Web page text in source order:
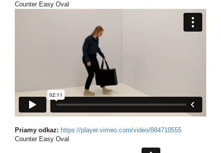
Counter Easy Oval
Priamy odkaz: https://player.vimeo.com/video/884710555
Counter Easy Oval